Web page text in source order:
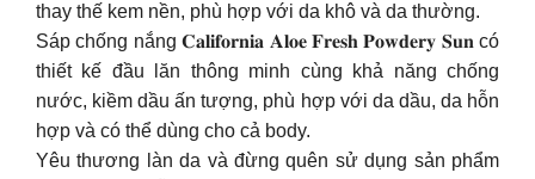
thay thế kem nền, phù hợp với da khô và da thường.
Sáp chống nắng 𝐂𝐚𝐥𝐢𝐟𝐨𝐫𝐧𝐢𝐚 𝐀𝐥𝐨𝐞 𝐅𝐫𝐞𝐬𝐡 𝐏𝐨𝐰𝐝𝐞𝐫𝐲 𝐒𝐮𝐧 có
thiết kế đầu lăn thông minh cùng khả năng chống
nước, kiềm dầu ấn tượng, phù hợp với da dầu, da hỗn
hợp và có thể dùng cho cả body.
Yêu thương làn da và đừng quên sử dụng sản phẩm